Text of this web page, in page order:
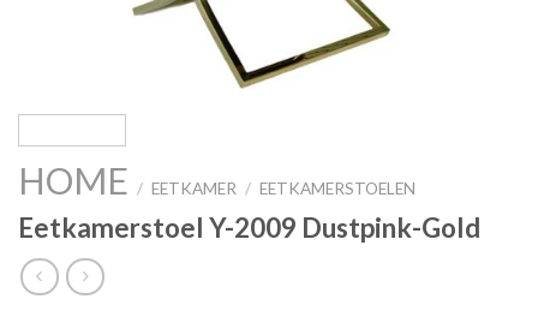
HOME / EETKAMER / EETKAMERSTOELEN
Eetkamerstoel Y-2009 Dustpink-Gold